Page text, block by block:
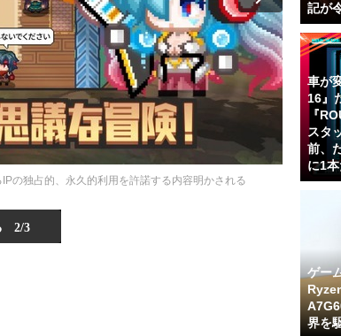
の独占的、永久的利用を許諾する内容明かされる
2/3
記が
車が
16』
『
スタ
前、
に1
ゲー
界を